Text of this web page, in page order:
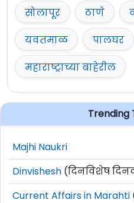
यवतमाळ
अमरावती
पालघर
अमरावती
रायगड
रत्नागिरी
सोलापूर
ठाणे
यवतमाळ
पालघर
महाराष्ट्राच्या बाहेरील
Trending
Majhi Naukri
Dinvishesh (दिनविशेष
Current Affairs in Marahti